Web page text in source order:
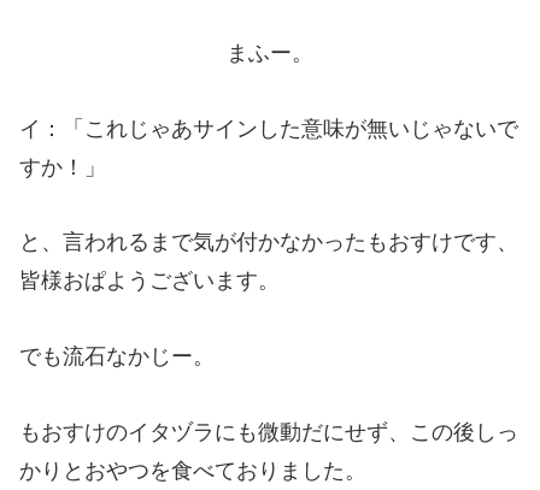
まふー。
イ：「これじゃあサインした意味が無いじゃないで
すか！」
と、言われるまで気が付かなかったもおすけです、
皆様おぱようございます。
でも流石なかじー。
もおすけのイタヅラにも微動だにせず、この後しっ
かりとおやつを食べておりました。